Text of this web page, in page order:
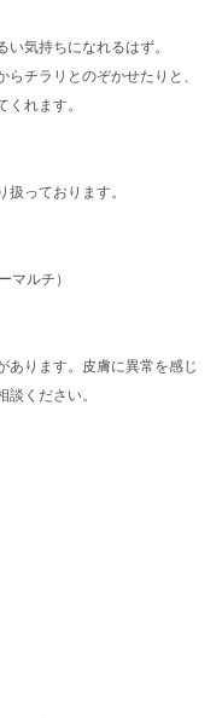
気持ちになれるはず。
チラリとのぞかせたりと、
れます。
っております。
マルチ）
ります。皮膚に異常を感じ
ください。